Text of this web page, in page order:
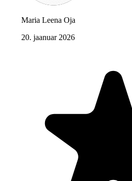
Maria Leena Oja
20. jaanuar 2026